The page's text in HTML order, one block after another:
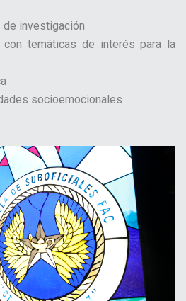
investigación
con temáticas de interés para la
socioemocionales